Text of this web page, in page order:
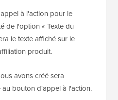
à l'action pour le
de l'option « Texte du
le texte affiché sur le
produit.
avons créé sera
bouton d'appel à l'action.